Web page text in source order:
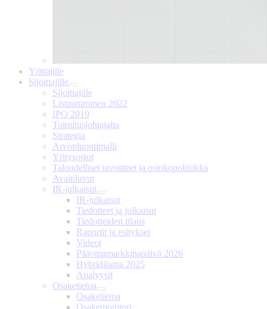
Yrittäjille
Sijoittajille
Sijoittajille
Listautuminen 2022
IPO 2019
Toimitusjohtajalta
Strategia
Arvonluontimalli
Yritysostot
Taloudelliset tavoitteet ja osinkopolitiikka
Avainluvut
IR-julkaisut
IR-julkaisut
Tiedotteet ja julkaisut
Tiedotteiden tilaus
Raportit ja esitykset
Videot
Pääomamarkkinapäivä 2026
Hybridilaina 2025
Analyysit
Osaketietoa
Osaketietoa
Osakemonitori